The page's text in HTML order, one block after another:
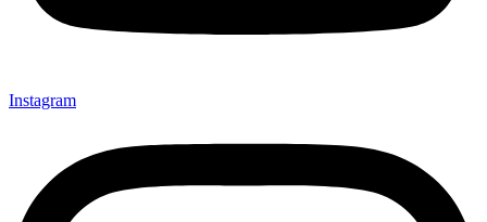
Instagram